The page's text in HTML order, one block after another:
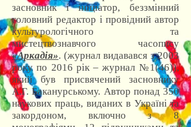
засновник і ініціатор, беззмінний
головний редактор і провідний автор
культурологічного та
мистецтвознавчого часопису
«Аркадія». (журнал видавався з 2003
року по 2016 рік – журнал №1(46)),
який був присвячений засновнику
А.Г. Баканурському. Автор понад 350
наукових праць, виданих в Україні та
закордоном, включно з 8